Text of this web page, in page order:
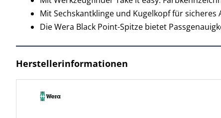
Mit Sechskantklinge und Kugelkopf für
Die Wera Black Point-Spitze bietet
Herstellerinformationen